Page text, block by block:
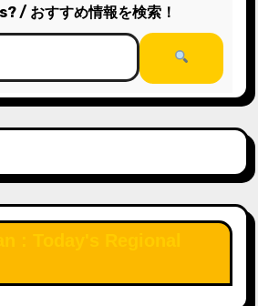
/ おすすめ情報を検索！